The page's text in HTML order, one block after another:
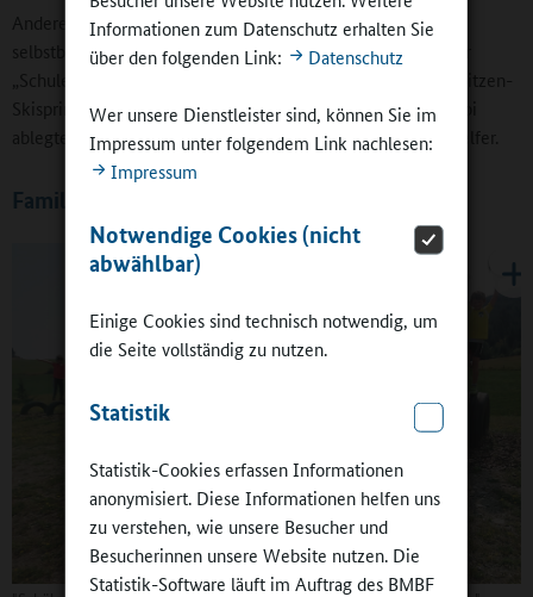
Informationen zum Datenschutz erhalten Sie
über den folgenden Link:
Datenschutz
Wer unsere Dienstleister sind, können Sie im
Impressum unter folgendem Link nachlesen:
Impressum
Notwendige Cookies (nicht
abwählbar)
Einige Cookies sind technisch notwendig, um
die Seite vollständig zu nutzen.
Statistik
Statistik-Cookies erfassen Informationen
anonymisiert. Diese Informationen helfen uns
zu verstehen, wie unsere Besucher und
Besucherinnen unsere Website nutzen. Die
Statistik-Software läuft im Auftrag des BMBF
Andere geben zu Protokoll, dass sie gerne lernen würden,
selbstbewusster zu werden. Wieder andere nutzen an dieser
„Schule ohne Rassismus“ – deren Pate ist der ehemalige Spitzen-
Skispringer Stephan Leyhe, der an der Uplandschule sein Abi
ablegte – dafür die Ausbildung als Sporthelferinnen und -helfer.
Familiäre Atmosphäre